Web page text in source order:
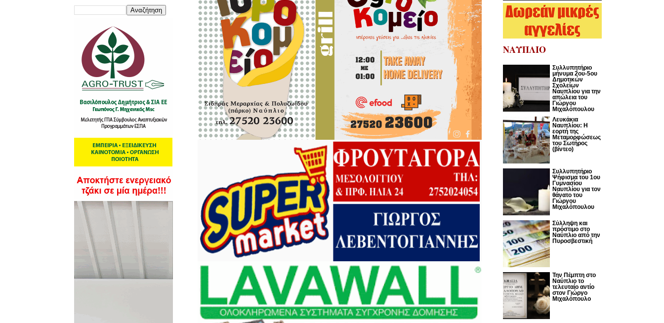
ΝΑΥΠΛΙΟ
Συλλυπητήριο
μήνυμα 2ου-5ου
Δημοτικών
Σχολείων
Ναυπλίου για την
απώλεια του
Γιώργου
Μιχαλόπουλου
Λευκάκια
Ναυπλίου: Η
εορτή της
Μεταμορφώσεως
του Σωτήρος
(βίντεο)
Συλλυπητήριο
Ψήφισμα του 1ου
Γυμνασίου
Ναυπλίου για τον
θάνατο του
Γιώργου
Μιχαλόπουλου
Σύλληψη και
πρόστιμο στο
Ναύπλιο από την
Πυροσβεστική
Την Πέμπτη στο
Ναύπλιο το
τελευταίο αντίο
στον Γιώργο
Μιχαλόπουλο